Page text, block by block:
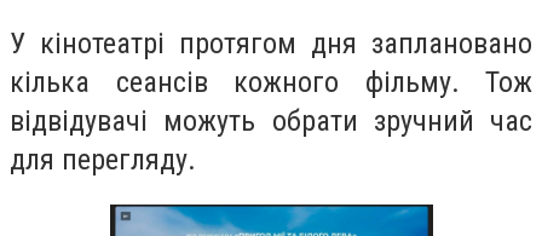
У кінотеатрі протягом дня заплановано
кілька сеансів кожного фільму. Тож
відвідувачі можуть обрати зручний час
для перегляду.